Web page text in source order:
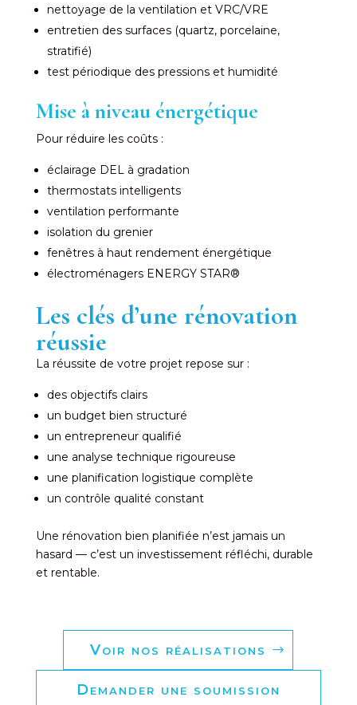
nettoyage de la ventilation et VRC/VRE
entretien des surfaces (quartz, porcelaine,
stratifié)
test périodique des pressions et humidité
Mise à niveau énergétique
Pour réduire les coûts :
éclairage DEL à gradation
thermostats intelligents
ventilation performante
isolation du grenier
fenêtres à haut rendement énergétique
électroménagers ENERGY STAR®
Les clés d’une rénovation
réussie
La réussite de votre projet repose sur :
des objectifs clairs
un budget bien structuré
un entrepreneur qualifié
une analyse technique rigoureuse
une planification logistique complète
un contrôle qualité constant
Une rénovation bien planifiée n’est jamais un
hasard — c’est un investissement réfléchi, durable
et rentable.
Voir nos réalisations
Demander une soumission